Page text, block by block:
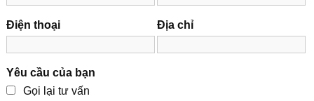
Điện thoại Địa chỉ
Yêu cầu của bạn
Gọi lại tư vấn